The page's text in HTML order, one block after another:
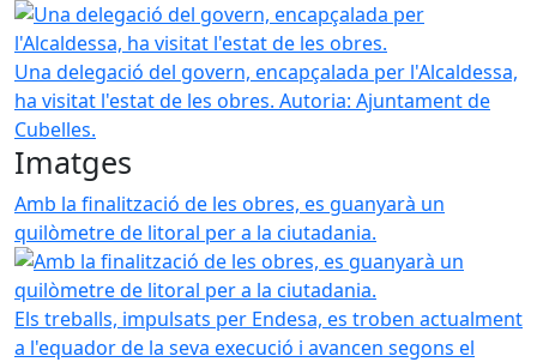
Una delegació del govern, encapçalada per l'Alcaldessa,
ha visitat l'estat de les obres. Autoria: Ajuntament de
Cubelles.
Imatges
Amb la finalització de les obres, es guanyarà un
quilòmetre de litoral per a la ciutadania.
Els treballs, impulsats per Endesa, es troben actualment
a l'equador de la seva execució i avancen segons el